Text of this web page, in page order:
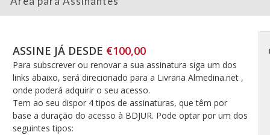
ASSINE JÁ DESDE €100,00
Para subscrever ou renovar a sua assinatura siga um dos
links abaixo, será direcionado para a Livraria Almedina.net ,
onde poderá adquirir o seu acesso.
Tem ao seu dispor 4 tipos de assinaturas, que têm por
base a duração do acesso à BDJUR. Pode optar por um dos
seguintes tipos: